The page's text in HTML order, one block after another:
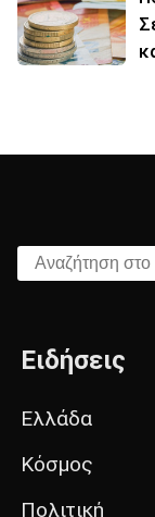
Αναζήτηση στο
Ειδήσεις
Ελλάδα
Κόσμος
Πολιτική